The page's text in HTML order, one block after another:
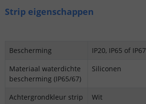
Strip eigenschappen
Bescherming
IP20, IP65 of IP67
Materiaal waterdichte
bescherming (IP65/67)
Siliconen
Achtergrondkleur strip
Wit